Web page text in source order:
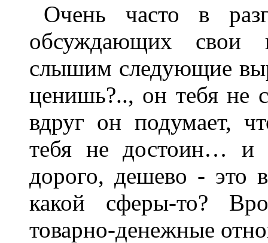
Очень часто в
обсуждающих
слышим следующие
ценишь?.., он тебя
вдруг он подумает,
тебя не достоин… и
дорого, дешево - это
какой сферы-то?
товарно-денежные